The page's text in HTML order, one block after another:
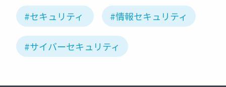
#セキュリティ #情報セキュリティ
#サイバーセキュリティ